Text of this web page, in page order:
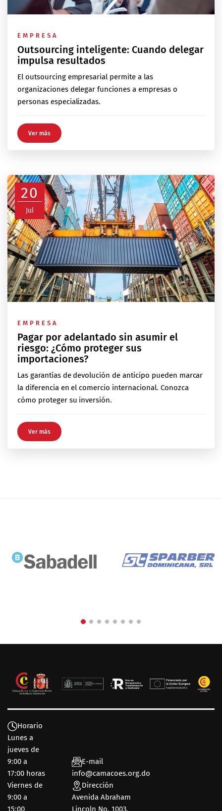
EMPRESA
Outsourcing inteligente: Cuando delegar
impulsa resultados
El outsourcing empresarial permite a las
organizaciones delegar funciones a empresas o
personas especializadas.
Ver más
20
Jul
EMPRESA
Pagar por adelantado sin asumir el
riesgo: ¿Cómo proteger sus
importaciones?
Las garantías de devolución de anticipo pueden marcar
la diferencia en el comercio internacional. Conozca
cómo proteger su inversión.
Ver más
Horario
Lunes a
jueves de
9:00 a
17:00 horas
Viernes de
9:00 a
15:00
E-mail
info@camacoes.org.do
Dirección
Avenida Abraham
Lincoln No. 1003,